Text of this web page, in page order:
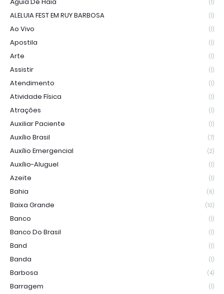
(1)
ALELUIA FEST EM RUY BARBOSA (1)
Ao Vivo (1)
Apostila (1)
Arte (1)
Assistir (1)
Atendimento (1)
Atividade Física (1)
Atrações (1)
Auxiliar Paciente (1)
Auxílio Brasil (7)
Auxílio Emergencial (2)
Auxílio-Aluguel (1)
Azeite (1)
Bahia (6)
Baixa Grande (10)
Banco (1)
Banco Do Brasil (1)
Band (1)
Banda (1)
Barbosa (4)
Barragem (1)